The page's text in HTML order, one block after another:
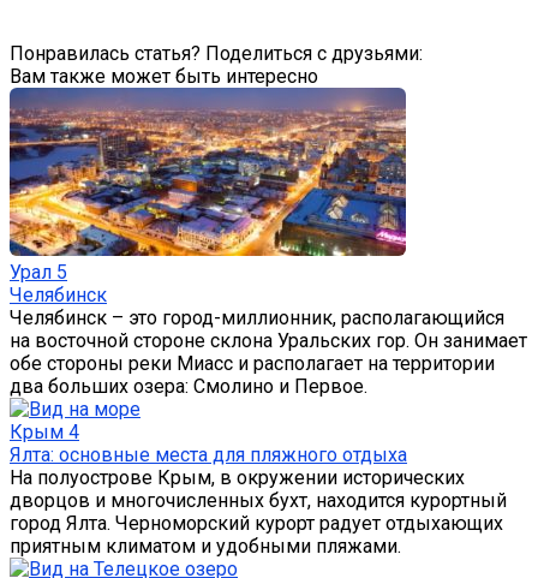
Понравилась статья? Поделиться с друзьями:
Вам также может быть интересно
Урал 5
Челябинск
Челябинск – это город-миллионник, располагающийся
на восточной стороне склона Уральских гор. Он занимает
обе стороны реки Миасс и располагает на территории
два больших озера: Смолино и Первое.
Крым 4
Ялта: основные места для пляжного отдыха
На полуострове Крым, в окружении исторических
дворцов и многочисленных бухт, находится курортный
город Ялта. Черноморский курорт радует отдыхающих
приятным климатом и удобными пляжами.